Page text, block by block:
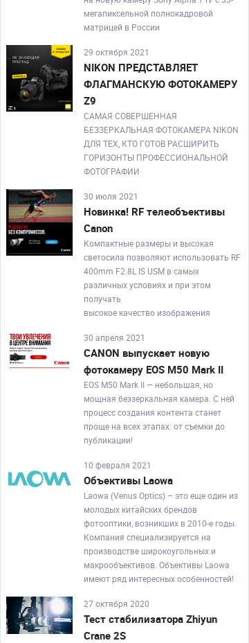
мегапиксельной полнокадровой
матрицей в России
29 октября 2021
NIKON ПРЕДСТАВЛЯЕТ
ФЛАГМАНСКУЮ ФОТОКАМЕРУ
Z9
САМАЯ СОВЕРШЕННАЯ
БЕЗЗЕРКАЛЬНАЯ ФОТОКАМЕРА NIKON
ДЛЯ ТЕХ, КТО ГОТОВ РАСШИРИТЬ
ГОРИЗОНТЫ ПРОФЕССИОНАЛЬНОЙ
ФОТОГРАФИИ
30 июля 2021
Новинка! RF телеобъективы
Canon
Компактные размеры и высокая
светосила позволяют использовать RF
400mm F2.8L IS USM в самых
различных условиях и при этом
получать
высокое качество изображения
30 апреля 2021
CANON выпускает новую
фотокамеру EOS M50 Mark II
EOS M50 Mark II — небольшая, но
мощная беззеркальная камера. С ней
процесс создания контента станет
проще на всех этапах: от съемки до
публикации!
10 февраля 2021
Объективы Laowa
Laowa (Venus Optics) – это еще один из
молодых китайских брендов
фотооптики, возникших в 2010-е годы.
Компания специализируется на
производстве широкоугольных и
макрообъективов. Объективы Laowa
имеют ряд интересных особенностей!
27 октября 2020
Тест стабилизатора Zhiyun
Crane 2S